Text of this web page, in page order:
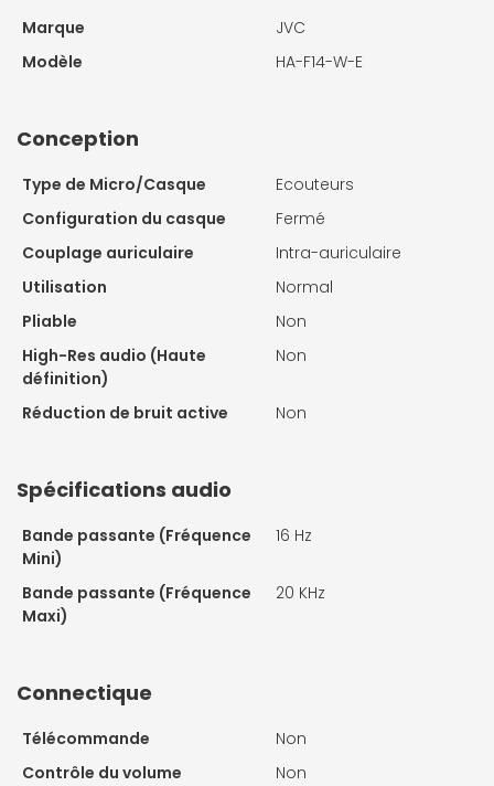
Marque
JVC
Modèle
HA-F14-W-E
Conception
Type de Micro/Casque
Ecouteurs
Configuration du casque
Fermé
Couplage auriculaire
Intra-auriculaire
Utilisation
Normal
Pliable
Non
High-Res audio (Haute
définition)
Non
Réduction de bruit active Non
Spécifications audio
Bande passante (Fréquence
Mini)
16 Hz
Bande passante (Fréquence
Maxi)
20 KHz
Connectique
Télécommande
Non
Contrôle du volume
Non